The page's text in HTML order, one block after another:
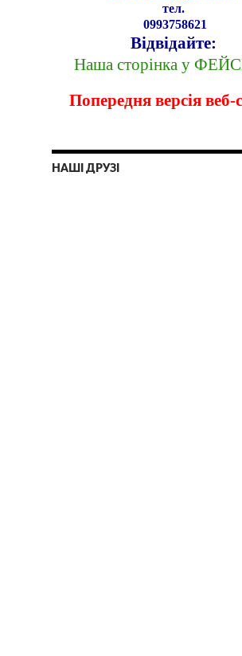
тел.
0993758621
Відвідайте:
Наша сторінка у
Попередня версія веб-
НАШІ ДРУЗІ